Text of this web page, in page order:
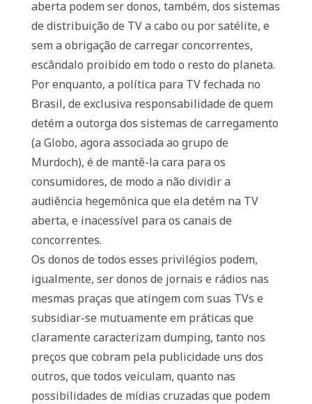
aberta podem ser donos, também, dos sistemas
de distribuição de TV a cabo ou por satélite, e
sem a obrigação de carregar concorrentes,
escândalo proibido em todo o resto do planeta.
Por enquanto, a política para TV fechada no
Brasil, de exclusiva responsabilidade de quem
detém a outorga dos sistemas de carregamento
(a Globo, agora associada ao grupo de
Murdoch), é de mantê-la cara para os
consumidores, de modo a não dividir a
audiência hegemônica que ela detém na TV
aberta, e inacessível para os canais de
concorrentes.
Os donos de todos esses privilégios podem,
igualmente, ser donos de jornais e rádios nas
mesmas praças que atingem com suas TVs e
subsidiar-se mutuamente em práticas que
claramente caracterizam dumping, tanto nos
preços que cobram pela publicidade uns dos
outros, que todos veiculam, quanto nas
possibilidades de mídias cruzadas que podem